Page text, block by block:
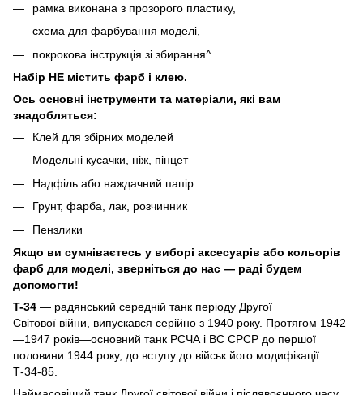
рамка виконана з прозорого пластику,
схема для фарбування моделі,
покрокова інструкція зі збирання^
Набір НЕ містить фарб і клею.
Ось основні інструменти та матеріали, які вам
знадобляться:
Клей для збірних моделей
Модельні кусачки, ніж, пінцет
Надфіль або наждачний папір
Грунт, фарба, лак, розчинник
Пензлики
Якщо ви сумніваєтесь у виборі аксесуарів або кольорів
фарб для моделі, зверніться до нас — раді будем
допомогти!
T-34 — радянський середній танк періоду Другої
Світової війни, випускався серійно з 1940 року. Протягом 1942
—1947 років—основний танк РСЧА і ВС СРСР до першої
половини 1944 року, до вступу до військ його модифікації
Т-34-85.